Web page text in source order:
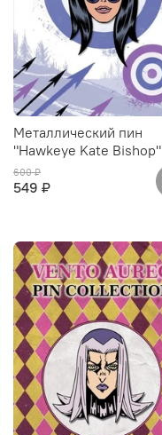
Металлический пин
"Hawkeye Kate Bishop"
600 ₽
549 ₽